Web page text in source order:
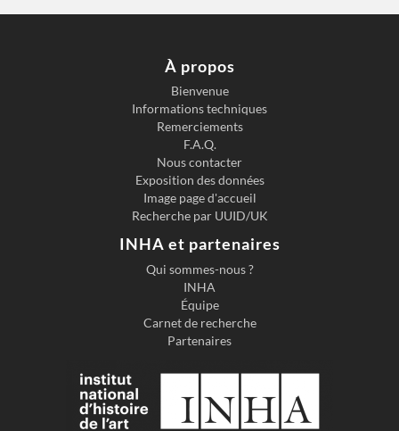
À propos
Bienvenue
Informations techniques
Remerciements
F.A.Q.
Nous contacter
Exposition des données
Image page d'accueil
Recherche par UUID/UK
INHA et partenaires
Qui sommes-nous ?
INHA
Équipe
Carnet de recherche
Partenaires